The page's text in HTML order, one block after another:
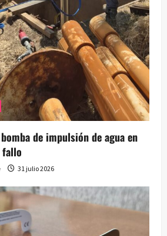
de impulsión de agua en
fallo
31 julio 2026